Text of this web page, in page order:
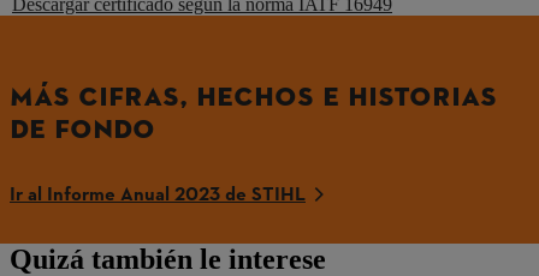
Descargar certificado según la norma IATF 16949
MÁS CIFRAS, HECHOS E HISTORIAS
DE FONDO
Ir al Informe Anual 2023 de STIHL
Quizá también le interese